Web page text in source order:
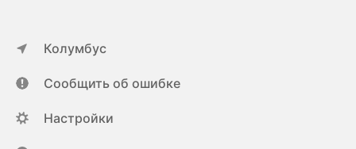
Колумбус
Сообщить об ошибке
Настройки